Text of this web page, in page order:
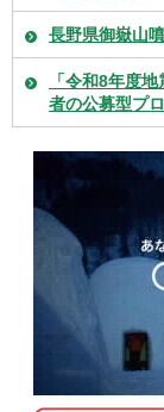
長野県御嶽山
「令和8年度
者の公募型プ